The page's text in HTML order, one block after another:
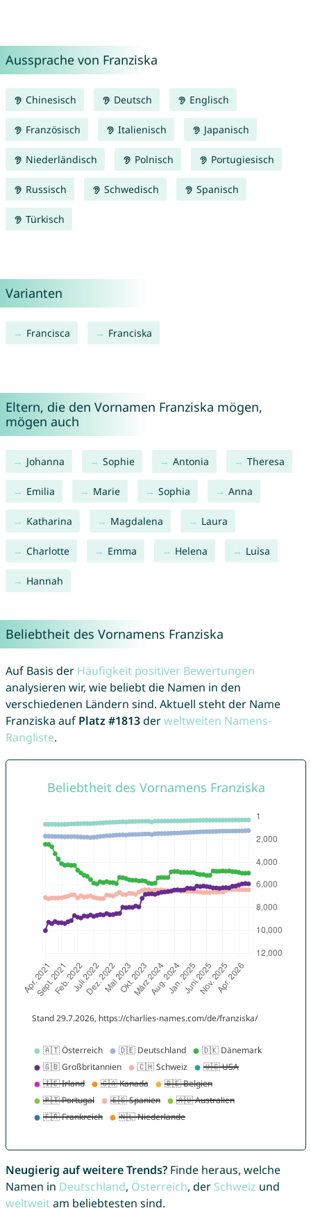
Aussprache von Franziska
Chinesisch Deutsch Englisch
Französisch Italienisch Japanisch
Niederländisch Polnisch Portugiesisch
Russisch Schwedisch Spanisch
Türkisch
Varianten
Francisca Franciska
Eltern, die den Vornamen Franziska mögen,
mögen auch
Johanna Sophie Antonia Theresa
Emilia Marie Sophia Anna
Katharina Magdalena Laura
Charlotte Emma Helena Luisa
Hannah
Beliebtheit des Vornamens Franziska
Auf Basis der Häufigkeit positiver Bewertungen
analysieren wir, wie beliebt die Namen in den
verschiedenen Ländern sind. Aktuell steht der Name
Franziska auf Platz #1813derweltweiten Namens-
Rangliste.
Neugierig auf weitere Trends?Finde heraus, welche
Namen in Deutschland, Österreich, der Schweiz und
weltweitam beliebtesten sind.